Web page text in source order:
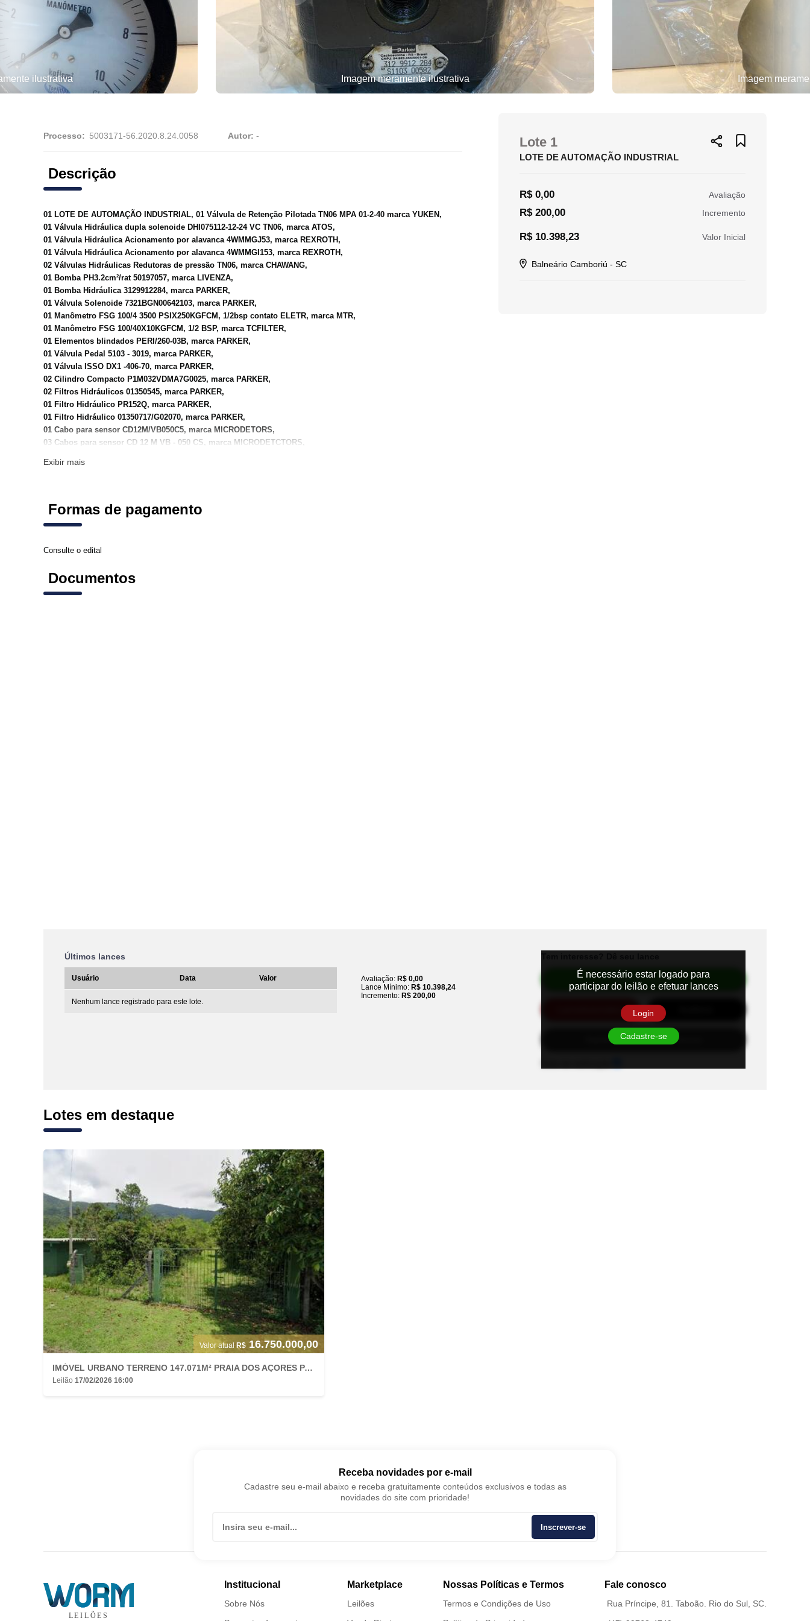
ilustrativa Imagem meramente ilustrativa Imagem
Processo: Autor: -
Descrição
01 LOTE DE AUTOMAÇÃO INDUSTRIAL, 01 Válvula de Retenção Pilotada TN06 MPA 01-2-40 marca YUKEN,
01 Válvula Hidráulica dupla solenoide DHI075112-12-24 VC TN06, marca ATOS,
01 Válvula Hidráulica Acionamento por alavanca 4WMMGJ53, marca REXROTH,
01 Válvula Hidráulica Acionamento por alavanca 4WMMGI153, marca REXROTH,
02 Válvulas Hidráulicas Redutoras de pressão TN06, marca CHAWANG,
01 Bomba PH3.2cm²/rat 50197057, marca LIVENZA,
01 Bomba Hidráulica 3129912284, marca PARKER,
01 Válvula Solenoide 7321BGN00642103, marca PARKER,
01 Manômetro FSG 100/4 3500 PSIX250KGFCM, 1/2bsp contato ELETR, marca MTR,
01 Manômetro FSG 100/40X10KGFCM, 1/2 BSP, marca TCFILTER,
01 Elementos blindados PERI/260-03B, marca PARKER,
01 Válvula Pedal 5103 - 3019, marca PARKER,
01 Válvula ISSO DX1 -406-70, marca PARKER,
02 Cilindro Compacto P1M032VDMA7G0025, marca PARKER,
02 Filtros Hidráulicos 01350545, marca PARKER,
01 Filtro Hidráulico PR152Q, marca PARKER,
01 Filtro Hidráulico 01350717/G02070, marca PARKER,
01 Cabo para sensor CD12M/VB050C5, marca MICRODETORS,
03 Cabos para sensor CD 12 M VB - 050 CS, marca MICRODETCTORS,
Exibir mais
Formas de pagamento
Consulte o edital
Documentos
Lote 1
LOTE DE AUTOMAÇÃO INDUSTRIAL
R$ 0,00 Avaliação
R$ 200,00 Incremento
R$ 10.398,23 Valor Inicial
Balneário Camboriú - SC
Últimos lances
Usuário Data Valor
Nenhum lance registrado para este lote.
Avaliação: R$ 0,00
Lance Mínimo: R$ 10.398,24
Incremento: R$ 200,00
Efetuar Lance
Automático
Habilite-se para efetuar lances
É necessário estar logado para
participar do leilão e efetuar lances
Login
Cadastre-se
Lotes em destaque
Valor atual R$ 16.750.000,00
IMÓVEL URBANO TERRENO 147.071M² PRAIA DOS AÇORES PANTANO SUL FLORIANÓPOLIS/SC
Leilão 17/02/2026 16:00
Receba novidades por e-mail
Cadastre seu e-mail abaixo e receba gratuitamente conteúdos exclusivos e todas as
novidades do site com prioridade!
Inscrever-se
Institucional
Sobre Nós
Marketplace
Leilões
Nossas Políticas e Termos
Termos e Condições de Uso
Fale conosco
Rua Príncipe, 81. Taboão. Rio do Sul, SC.